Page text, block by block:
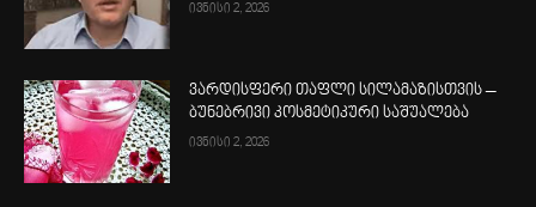
ივნისი 2, 2026
ვარდისფერი თაფლი სილამაზისთვის –
ბუნებრივი კოსმეტიკური საშუალება
ივნისი 2, 2026